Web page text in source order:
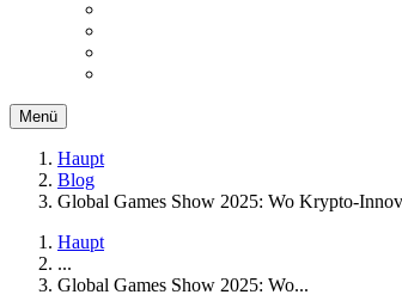
Menü
Haupt
Blog
Global Games Show 2025: Wo Krypto-
Haupt
...
Global Games Show 2025: Wo...